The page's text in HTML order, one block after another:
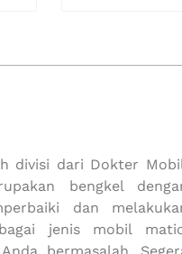
divisi dari Dokter
bengkel
dan
jenis mobil